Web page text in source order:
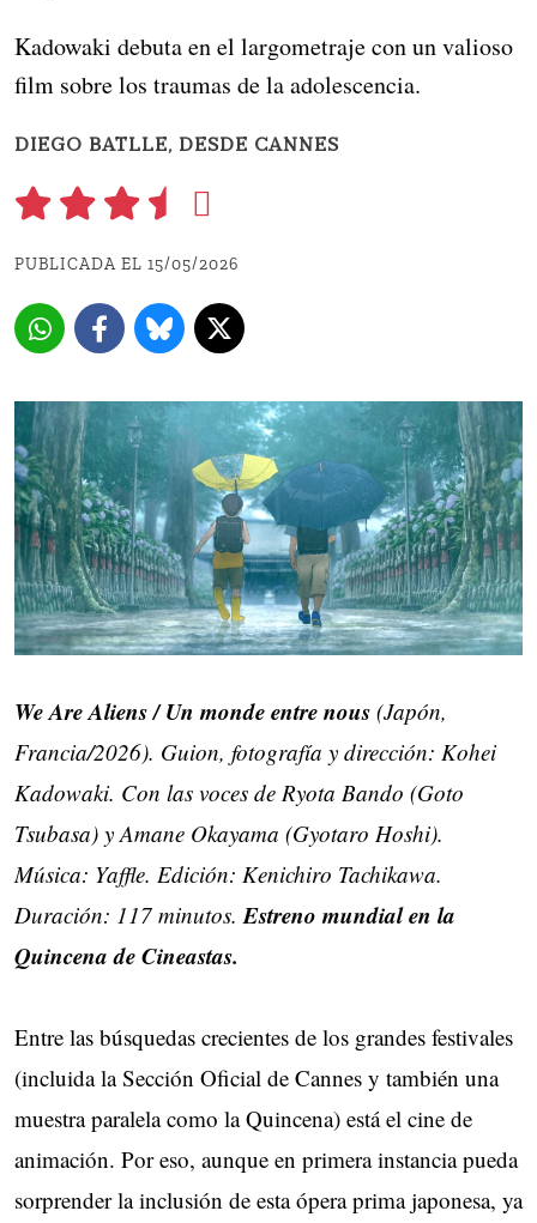
Kadowaki debuta en el largometraje con un valioso
film sobre los traumas de la adolescencia.
DIEGO BATLLE, DESDE CANNES
PUBLICADA EL 15/05/2026
We Are Aliens / Un monde entre nous (Japón,
Francia/2026). Guion, fotografía y dirección: Kohei
Kadowaki. Con las voces de Ryota Bando (Goto
Tsubasa) y Amane Okayama (Gyotaro Hoshi).
Música: Yaffle. Edición: Kenichiro Tachikawa.
Duración: 117 minutos. Estreno mundial en la
Quincena de Cineastas.
Entre las búsquedas crecientes de los grandes festivales
(incluida la Sección Oficial de Cannes y también una
muestra paralela como la Quincena) está el cine de
animación. Por eso, aunque en primera instancia pueda
sorprender la inclusión de esta ópera prima japonesa, ya